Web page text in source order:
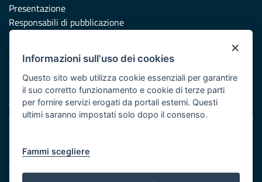
Presentazione
Responsabili di pubblicazione
Vai al sito di Protezione Civile Puglia
Iniziativa finanziata con risorse del POR Puglia 2014/2020 -
Asse XI
Cookie e privacy
Atti di notifica
Feed RSS
×
Informazioni sull'uso dei cookies
Questo sito web utilizza cookie essenziali per garantire
il suo corretto funzionamento e cookie di terze parti
per fornire servizi erogati da portali esterni. Questi
ultimi saranno impostati solo dopo il consenso.
Fammi scegliere